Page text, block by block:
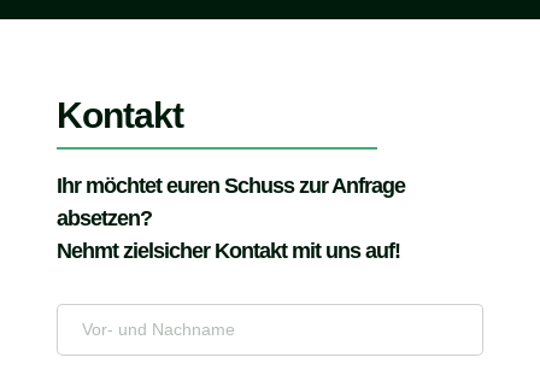
Änderung Adresse
Änderung Bankverbindung
Sonstige Änderung
Kontakt
Ihr möchtet euren Schuss zur Anfrage
absetzen?
Nehmt zielsicher Kontakt mit uns auf!